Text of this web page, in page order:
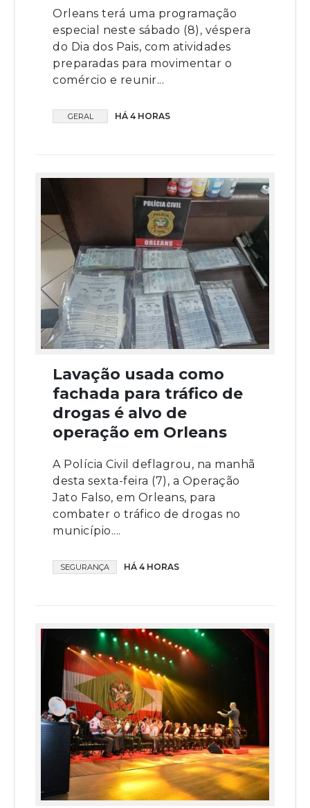
Orleans terá uma programação
especial neste sábado (8), véspera
do Dia dos Pais, com atividades
preparadas para movimentar o
comércio e reunir...
GERAL HÁ 4 HORAS
Lavação usada como
fachada para tráfico de
drogas é alvo de
operação em Orleans
A Polícia Civil deflagrou, na manhã
desta sexta-feira (7), a Operação
Jato Falso, em Orleans, para
combater o tráfico de drogas no
município....
SEGURANÇA HÁ 4 HORAS